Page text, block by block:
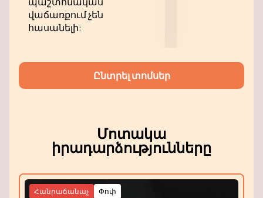
տոմսեր գնելհենց հիմա մեր կայքի միջոցով:
վաճառքում չեն
հասանելի:
Ընտրել տոմսեր
Մոտակա
իրադարձությունները
Փոփ
Հանրաճանաչ